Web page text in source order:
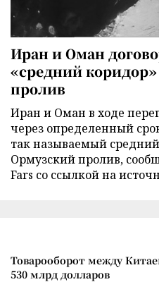
Иран и Оман
«средний
пролив
Иран и Оман в ходе
через определенный
так называемый
Ормузский пролив,
Fars со ссылкой на
Товарооборот между
530 млрд долларов